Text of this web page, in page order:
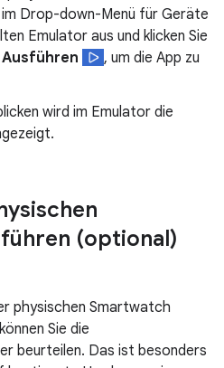
im Drop-down-Menü für Geräte
Emulator aus und klicken Sie
Ausführen
, um die App zu
wird im Emulator die
(optional)
physischen Smartwatch
Sie die
beurteilen. Das ist besonders